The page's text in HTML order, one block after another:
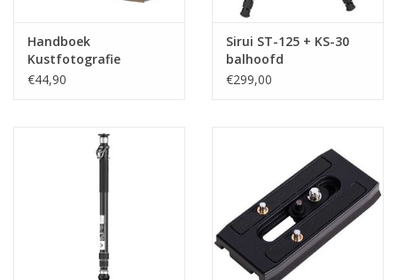
Handboek
Kustfotografie
€44,90
Sirui ST-125 + KS-30
balhoofd
€299,00